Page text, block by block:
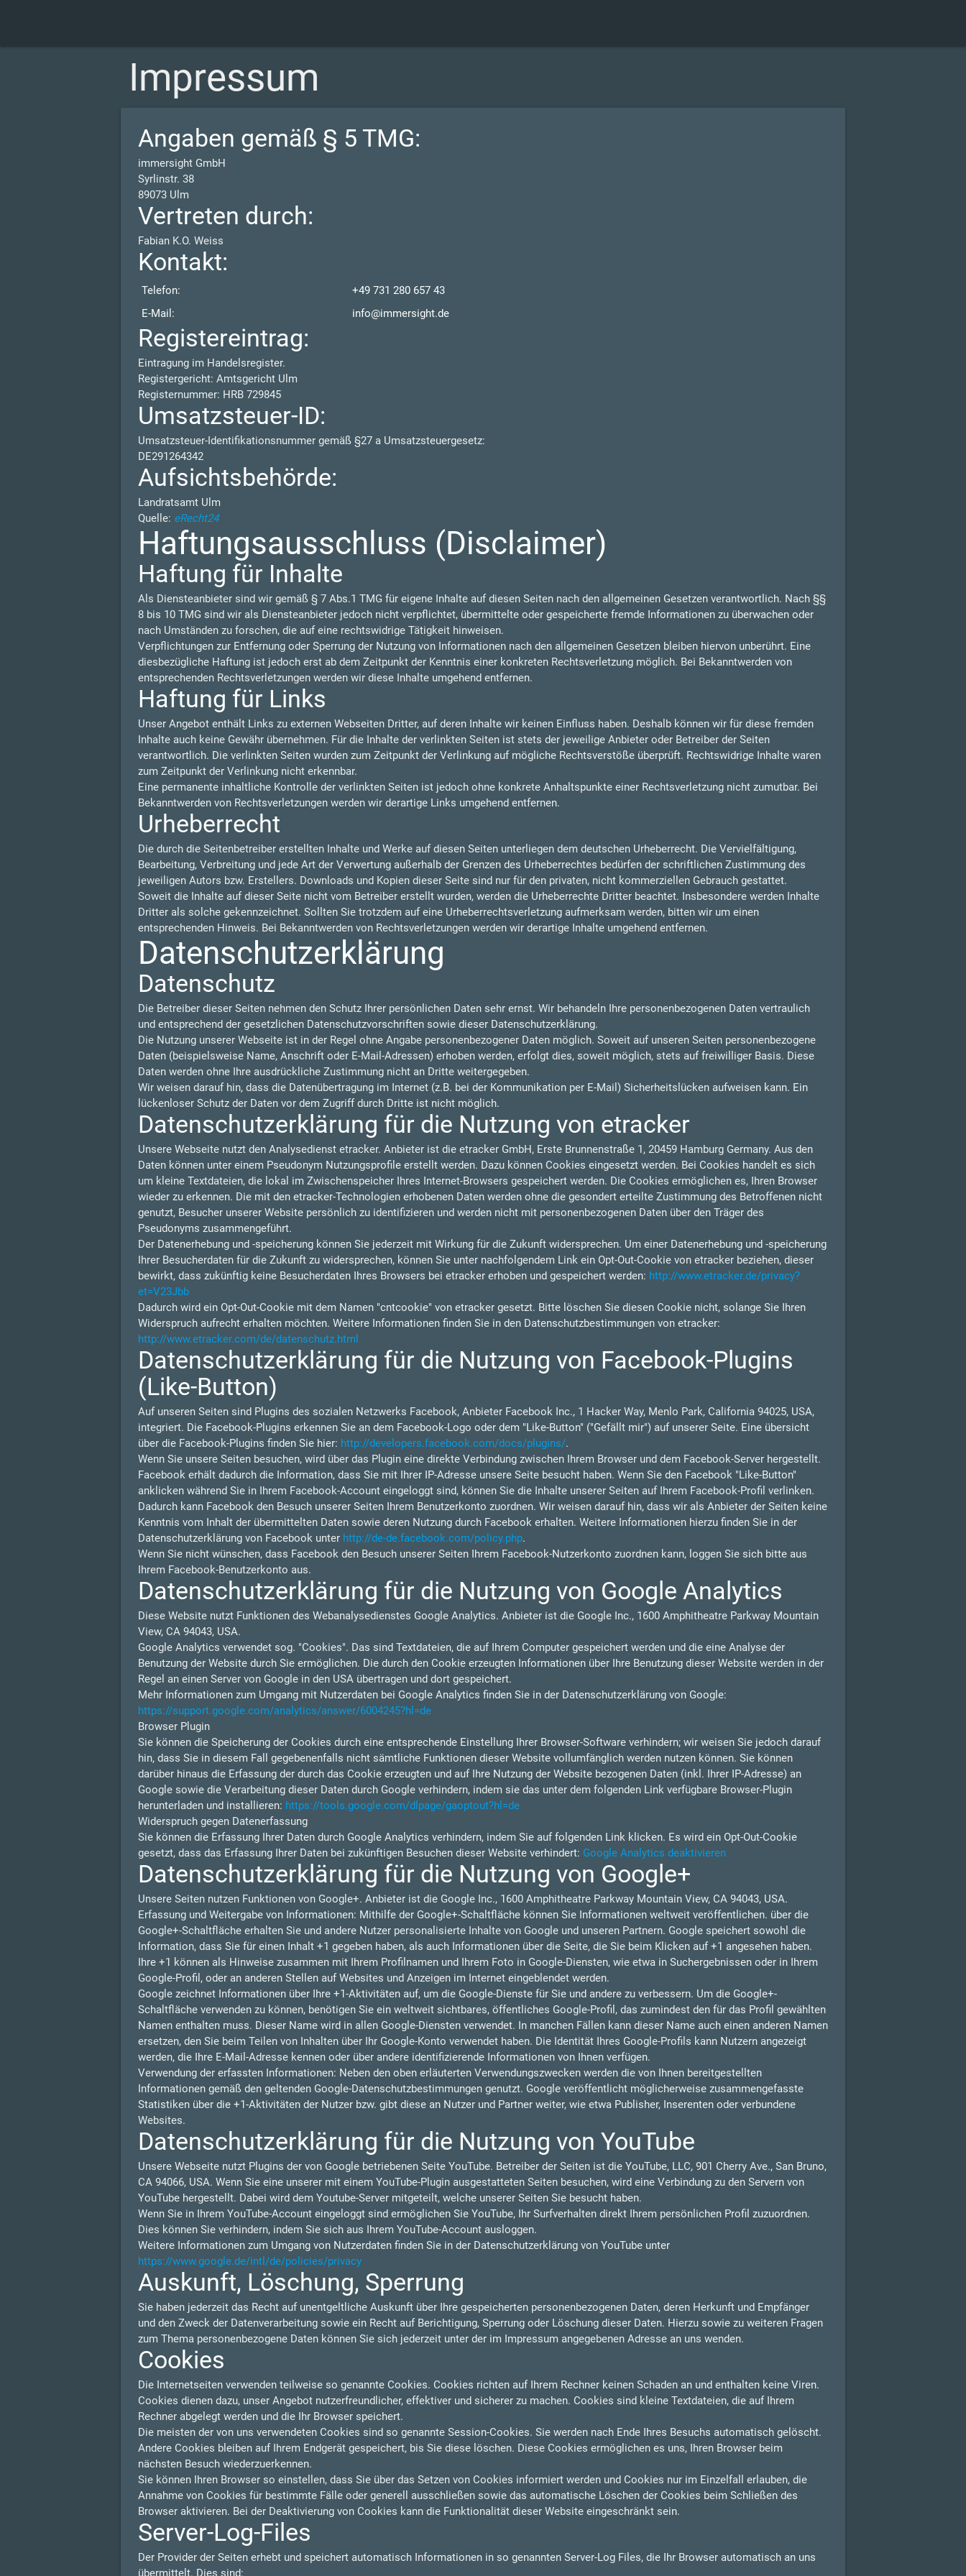
Impressum
Angaben gemäß § 5 TMG:
immersight GmbH
Syrlinstr. 38
89073 Ulm
Vertreten durch:
Fabian K.O. Weiss
Kontakt:
Telefon:
+49 731 280 657 43
E-Mail:
info@immersight.de
Registereintrag:
Eintragung im Handelsregister.
Registergericht: Amtsgericht Ulm
Registernummer: HRB 729845
Umsatzsteuer-ID:
Umsatzsteuer-Identifikationsnummer gemäß §27 a Umsatzsteuergesetz:
DE291264342
Aufsichtsbehörde:
Landratsamt Ulm
Quelle: eRecht24
Haftungsausschluss (Disclaimer)
Haftung für Inhalte
Als Diensteanbieter sind wir gemäß § 7 Abs.1 TMG für eigene Inhalte auf diesen Seiten nach den allgemeinen Gesetzen verantwortlich. Nach §§
8 bis 10 TMG sind wir als Diensteanbieter jedoch nicht verpflichtet, übermittelte oder gespeicherte fremde Informationen zu überwachen oder
nach Umständen zu forschen, die auf eine rechtswidrige Tätigkeit hinweisen.
Verpflichtungen zur Entfernung oder Sperrung der Nutzung von Informationen nach den allgemeinen Gesetzen bleiben hiervon unberührt. Eine
diesbezügliche Haftung ist jedoch erst ab dem Zeitpunkt der Kenntnis einer konkreten Rechtsverletzung möglich. Bei Bekanntwerden von
entsprechenden Rechtsverletzungen werden wir diese Inhalte umgehend entfernen.
Haftung für Links
Unser Angebot enthält Links zu externen Webseiten Dritter, auf deren Inhalte wir keinen Einfluss haben. Deshalb können wir für diese fremden
Inhalte auch keine Gewähr übernehmen. Für die Inhalte der verlinkten Seiten ist stets der jeweilige Anbieter oder Betreiber der Seiten
verantwortlich. Die verlinkten Seiten wurden zum Zeitpunkt der Verlinkung auf mögliche Rechtsverstöße überprüft. Rechtswidrige Inhalte waren
zum Zeitpunkt der Verlinkung nicht erkennbar.
Eine permanente inhaltliche Kontrolle der verlinkten Seiten ist jedoch ohne konkrete Anhaltspunkte einer Rechtsverletzung nicht zumutbar. Bei
Bekanntwerden von Rechtsverletzungen werden wir derartige Links umgehend entfernen.
Urheberrecht
Die durch die Seitenbetreiber erstellten Inhalte und Werke auf diesen Seiten unterliegen dem deutschen Urheberrecht. Die Vervielfältigung,
Bearbeitung, Verbreitung und jede Art der Verwertung außerhalb der Grenzen des Urheberrechtes bedürfen der schriftlichen Zustimmung des
jeweiligen Autors bzw. Erstellers. Downloads und Kopien dieser Seite sind nur für den privaten, nicht kommerziellen Gebrauch gestattet.
Soweit die Inhalte auf dieser Seite nicht vom Betreiber erstellt wurden, werden die Urheberrechte Dritter beachtet. Insbesondere werden Inhalte
Dritter als solche gekennzeichnet. Sollten Sie trotzdem auf eine Urheberrechtsverletzung aufmerksam werden, bitten wir um einen
entsprechenden Hinweis. Bei Bekanntwerden von Rechtsverletzungen werden wir derartige Inhalte umgehend entfernen.
Datenschutzerklärung
Datenschutz
Die Betreiber dieser Seiten nehmen den Schutz Ihrer persönlichen Daten sehr ernst. Wir behandeln Ihre personenbezogenen Daten vertraulich
und entsprechend der gesetzlichen Datenschutzvorschriften sowie dieser Datenschutzerklärung.
Die Nutzung unserer Webseite ist in der Regel ohne Angabe personenbezogener Daten möglich. Soweit auf unseren Seiten personenbezogene
Daten (beispielsweise Name, Anschrift oder E-Mail-Adressen) erhoben werden, erfolgt dies, soweit möglich, stets auf freiwilliger Basis. Diese
Daten werden ohne Ihre ausdrückliche Zustimmung nicht an Dritte weitergegeben.
Wir weisen darauf hin, dass die Datenübertragung im Internet (z.B. bei der Kommunikation per E-Mail) Sicherheitslücken aufweisen kann. Ein
lückenloser Schutz der Daten vor dem Zugriff durch Dritte ist nicht möglich.
Datenschutzerklärung für die Nutzung von etracker
Unsere Webseite nutzt den Analysedienst etracker. Anbieter ist die etracker GmbH, Erste Brunnenstraße 1, 20459 Hamburg Germany. Aus den
Daten können unter einem Pseudonym Nutzungsprofile erstellt werden. Dazu können Cookies eingesetzt werden. Bei Cookies handelt es sich
um kleine Textdateien, die lokal im Zwischenspeicher Ihres Internet-Browsers gespeichert werden. Die Cookies ermöglichen es, Ihren Browser
wieder zu erkennen. Die mit den etracker-Technologien erhobenen Daten werden ohne die gesondert erteilte Zustimmung des Betroffenen nicht
genutzt, Besucher unserer Website persönlich zu identifizieren und werden nicht mit personenbezogenen Daten über den Träger des
Pseudonyms zusammengeführt.
Der Datenerhebung und -speicherung können Sie jederzeit mit Wirkung für die Zukunft widersprechen. Um einer Datenerhebung und -speicherung
Ihrer Besucherdaten für die Zukunft zu widersprechen, können Sie unter nachfolgendem Link ein Opt-Out-Cookie von etracker beziehen, dieser
bewirkt, dass zukünftig keine Besucherdaten Ihres Browsers bei etracker erhoben und gespeichert werden: http://www.etracker.de/privacy?
et=V23Jbb
Dadurch wird ein Opt-Out-Cookie mit dem Namen "cntcookie" von etracker gesetzt. Bitte löschen Sie diesen Cookie nicht, solange Sie Ihren
Widerspruch aufrecht erhalten möchten. Weitere Informationen finden Sie in den Datenschutzbestimmungen von etracker:
http://www.etracker.com/de/datenschutz.html
Datenschutzerklärung für die Nutzung von Facebook-Plugins
(Like-Button)
Auf unseren Seiten sind Plugins des sozialen Netzwerks Facebook, Anbieter Facebook Inc., 1 Hacker Way, Menlo Park, California 94025, USA,
integriert. Die Facebook-Plugins erkennen Sie an dem Facebook-Logo oder dem "Like-Button" ("Gefällt mir") auf unserer Seite. Eine übersicht
über die Facebook-Plugins finden Sie hier: http://developers.facebook.com/docs/plugins/.
Wenn Sie unsere Seiten besuchen, wird über das Plugin eine direkte Verbindung zwischen Ihrem Browser und dem Facebook-Server hergestellt.
Facebook erhält dadurch die Information, dass Sie mit Ihrer IP-Adresse unsere Seite besucht haben. Wenn Sie den Facebook "Like-Button"
anklicken während Sie in Ihrem Facebook-Account eingeloggt sind, können Sie die Inhalte unserer Seiten auf Ihrem Facebook-Profil verlinken.
Dadurch kann Facebook den Besuch unserer Seiten Ihrem Benutzerkonto zuordnen. Wir weisen darauf hin, dass wir als Anbieter der Seiten keine
Kenntnis vom Inhalt der übermittelten Daten sowie deren Nutzung durch Facebook erhalten. Weitere Informationen hierzu finden Sie in der
Datenschutzerklärung von Facebook unter http://de-de.facebook.com/policy.php.
Wenn Sie nicht wünschen, dass Facebook den Besuch unserer Seiten Ihrem Facebook-Nutzerkonto zuordnen kann, loggen Sie sich bitte aus
Ihrem Facebook-Benutzerkonto aus.
Datenschutzerklärung für die Nutzung von Google Analytics
Diese Website nutzt Funktionen des Webanalysedienstes Google Analytics. Anbieter ist die Google Inc., 1600 Amphitheatre Parkway Mountain
View, CA 94043, USA.
Google Analytics verwendet sog. "Cookies". Das sind Textdateien, die auf Ihrem Computer gespeichert werden und die eine Analyse der
Benutzung der Website durch Sie ermöglichen. Die durch den Cookie erzeugten Informationen über Ihre Benutzung dieser Website werden in der
Regel an einen Server von Google in den USA übertragen und dort gespeichert.
Mehr Informationen zum Umgang mit Nutzerdaten bei Google Analytics finden Sie in der Datenschutzerklärung von Google:
https://support.google.com/analytics/answer/6004245?hl=de
Browser Plugin
Sie können die Speicherung der Cookies durch eine entsprechende Einstellung Ihrer Browser-Software verhindern; wir weisen Sie jedoch darauf
hin, dass Sie in diesem Fall gegebenenfalls nicht sämtliche Funktionen dieser Website vollumfänglich werden nutzen können. Sie können
darüber hinaus die Erfassung der durch das Cookie erzeugten und auf Ihre Nutzung der Website bezogenen Daten (inkl. Ihrer IP-Adresse) an
Google sowie die Verarbeitung dieser Daten durch Google verhindern, indem sie das unter dem folgenden Link verfügbare Browser-Plugin
herunterladen und installieren: https://tools.google.com/dlpage/gaoptout?hl=de
Widerspruch gegen Datenerfassung
Sie können die Erfassung Ihrer Daten durch Google Analytics verhindern, indem Sie auf folgenden Link klicken. Es wird ein Opt-Out-Cookie
gesetzt, dass das Erfassung Ihrer Daten bei zukünftigen Besuchen dieser Website verhindert: Google Analytics deaktivieren
Datenschutzerklärung für die Nutzung von Google+
Unsere Seiten nutzen Funktionen von Google+. Anbieter ist die Google Inc., 1600 Amphitheatre Parkway Mountain View, CA 94043, USA.
Erfassung und Weitergabe von Informationen: Mithilfe der Google+-Schaltfläche können Sie Informationen weltweit veröffentlichen. über die
Google+-Schaltfläche erhalten Sie und andere Nutzer personalisierte Inhalte von Google und unseren Partnern. Google speichert sowohl die
Information, dass Sie für einen Inhalt +1 gegeben haben, als auch Informationen über die Seite, die Sie beim Klicken auf +1 angesehen haben.
Ihre +1 können als Hinweise zusammen mit Ihrem Profilnamen und Ihrem Foto in Google-Diensten, wie etwa in Suchergebnissen oder in Ihrem
Google-Profil, oder an anderen Stellen auf Websites und Anzeigen im Internet eingeblendet werden.
Google zeichnet Informationen über Ihre +1-Aktivitäten auf, um die Google-Dienste für Sie und andere zu verbessern. Um die Google+-
Schaltfläche verwenden zu können, benötigen Sie ein weltweit sichtbares, öffentliches Google-Profil, das zumindest den für das Profil gewählten
Namen enthalten muss. Dieser Name wird in allen Google-Diensten verwendet. In manchen Fällen kann dieser Name auch einen anderen Namen
ersetzen, den Sie beim Teilen von Inhalten über Ihr Google-Konto verwendet haben. Die Identität Ihres Google-Profils kann Nutzern angezeigt
werden, die Ihre E-Mail-Adresse kennen oder über andere identifizierende Informationen von Ihnen verfügen.
Verwendung der erfassten Informationen: Neben den oben erläuterten Verwendungszwecken werden die von Ihnen bereitgestellten
Informationen gemäß den geltenden Google-Datenschutzbestimmungen genutzt. Google veröffentlicht möglicherweise zusammengefasste
Statistiken über die +1-Aktivitäten der Nutzer bzw. gibt diese an Nutzer und Partner weiter, wie etwa Publisher, Inserenten oder verbundene
Websites.
Datenschutzerklärung für die Nutzung von YouTube
Unsere Webseite nutzt Plugins der von Google betriebenen Seite YouTube. Betreiber der Seiten ist die YouTube, LLC, 901 Cherry Ave., San Bruno,
CA 94066, USA. Wenn Sie eine unserer mit einem YouTube-Plugin ausgestatteten Seiten besuchen, wird eine Verbindung zu den Servern von
YouTube hergestellt. Dabei wird dem Youtube-Server mitgeteilt, welche unserer Seiten Sie besucht haben.
Wenn Sie in Ihrem YouTube-Account eingeloggt sind ermöglichen Sie YouTube, Ihr Surfverhalten direkt Ihrem persönlichen Profil zuzuordnen.
Dies können Sie verhindern, indem Sie sich aus Ihrem YouTube-Account ausloggen.
Weitere Informationen zum Umgang von Nutzerdaten finden Sie in der Datenschutzerklärung von YouTube unter
https://www.google.de/intl/de/policies/privacy
Auskunft, Löschung, Sperrung
Sie haben jederzeit das Recht auf unentgeltliche Auskunft über Ihre gespeicherten personenbezogenen Daten, deren Herkunft und Empfänger
und den Zweck der Datenverarbeitung sowie ein Recht auf Berichtigung, Sperrung oder Löschung dieser Daten. Hierzu sowie zu weiteren Fragen
zum Thema personenbezogene Daten können Sie sich jederzeit unter der im Impressum angegebenen Adresse an uns wenden.
Cookies
Die Internetseiten verwenden teilweise so genannte Cookies. Cookies richten auf Ihrem Rechner keinen Schaden an und enthalten keine Viren.
Cookies dienen dazu, unser Angebot nutzerfreundlicher, effektiver und sicherer zu machen. Cookies sind kleine Textdateien, die auf Ihrem
Rechner abgelegt werden und die Ihr Browser speichert.
Die meisten der von uns verwendeten Cookies sind so genannte Session-Cookies. Sie werden nach Ende Ihres Besuchs automatisch gelöscht.
Andere Cookies bleiben auf Ihrem Endgerät gespeichert, bis Sie diese löschen. Diese Cookies ermöglichen es uns, Ihren Browser beim
nächsten Besuch wiederzuerkennen.
Sie können Ihren Browser so einstellen, dass Sie über das Setzen von Cookies informiert werden und Cookies nur im Einzelfall erlauben, die
Annahme von Cookies für bestimmte Fälle oder generell ausschließen sowie das automatische Löschen der Cookies beim Schließen des
Browser aktivieren. Bei der Deaktivierung von Cookies kann die Funktionalität dieser Website eingeschränkt sein.
Server-Log-Files
Der Provider der Seiten erhebt und speichert automatisch Informationen in so genannten Server-Log Files, die Ihr Browser automatisch an uns
übermittelt. Dies sind: